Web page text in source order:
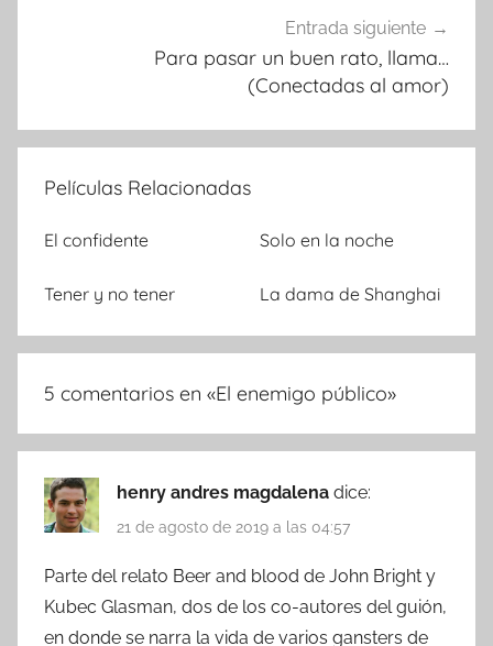
Entrada siguiente
Para pasar un buen rato, llama…
(Conectadas al amor)
Películas Relacionadas
El confidente Solo en la noche
Tener y no tener La dama de Shanghai
5 comentarios en «El enemigo público»
henry andres magdalena dice:
21 de agosto de 2019 a las 04:57
Parte del relato Beer and blood de John Bright y
Kubec Glasman, dos de los co-autores del guión,
en donde se narra la vida de varios gansters de